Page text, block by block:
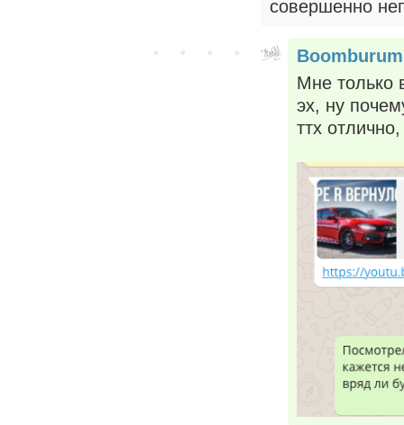
совершенно
Boomburum
Мне только
эх, ну
ттх